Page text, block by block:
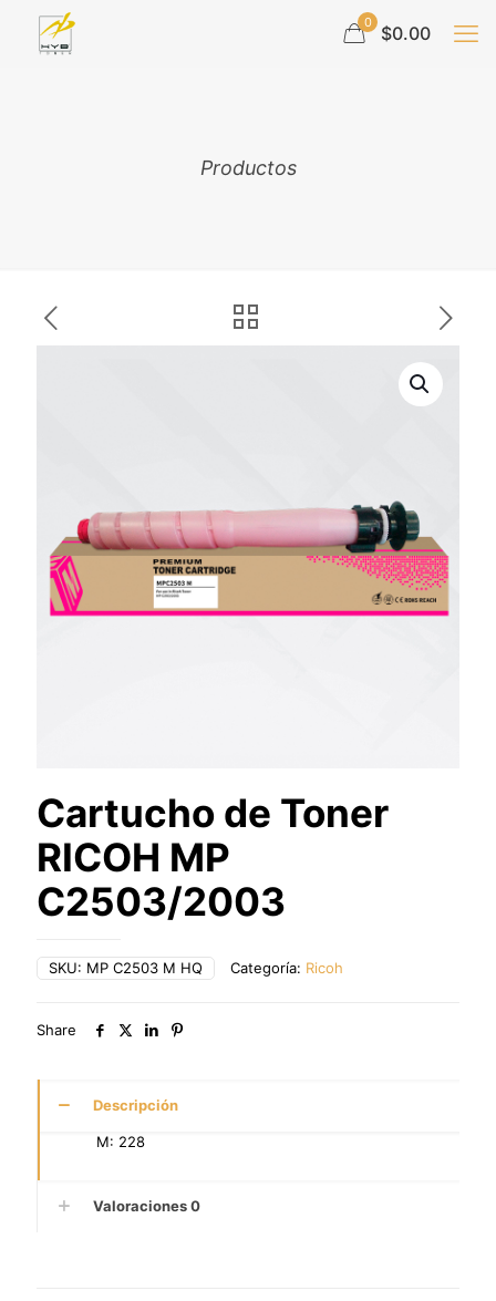
0 $0.00
Productos
Cartucho de Toner
RICOH MP
C2503/2003
SKU: MP C2503 M HQ Categoría: Ricoh
Share
Descripción
M: 228
Valoraciones0